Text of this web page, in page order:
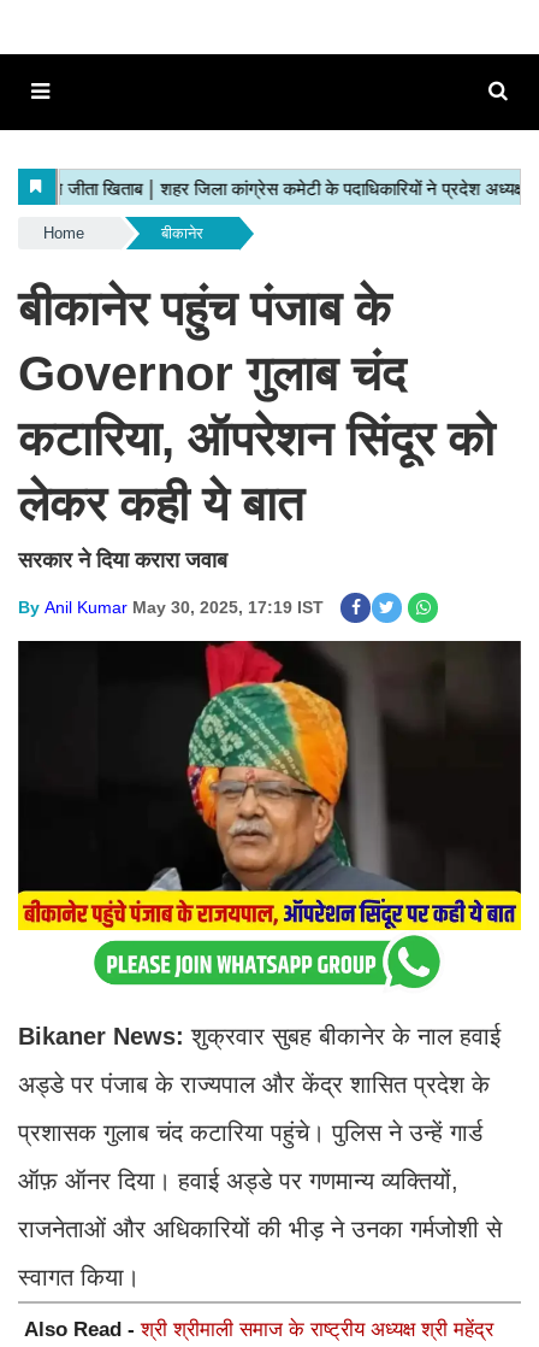
Home बीकानेर
बीकानेर पहुंच पंजाब के
Governor गुलाब चंद
कटारिया, ऑपरेशन सिंदूर को
लेकर कही ये बात
सरकार ने दिया करारा जवाब
By Anil Kumar May 30, 2025, 17:19 IST
Bikaner News:शुक्रवार सुबह बीकानेर के नाल हवाई
अड्डे पर पंजाब के राज्यपाल और केंद्र शासित प्रदेश के
प्रशासक गुलाब चंद कटारिया पहुंचे। पुलिस ने उन्हें गार्ड
ऑफ़ ऑनर दिया। हवाई अड्डे पर गणमान्य व्यक्तियों,
राजनेताओं और अधिकारियों की भीड़ ने उनका गर्मजोशी से
स्वागत किया।
Also Read -श्री श्रीमाली समाज के राष्ट्रीय अध्यक्ष श्री महेंद्र